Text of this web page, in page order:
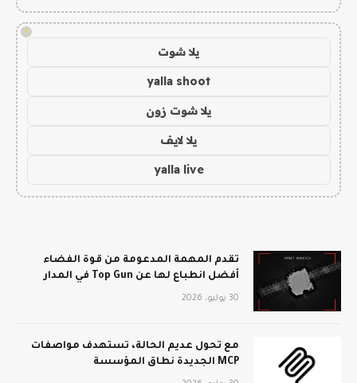
!
يلا شوت
yalla shoot
يلا شوت زون
يلا لايف
yalla live
تقدم المهمة المدعومة من قوة الفضاء
أفضل انطباع لها عن Top Gun في المدار
30 يوليو، 2026
مع تحول عديم الحالة، تستهدف مواصفات
MCP الجديدة نطاق المؤسسة